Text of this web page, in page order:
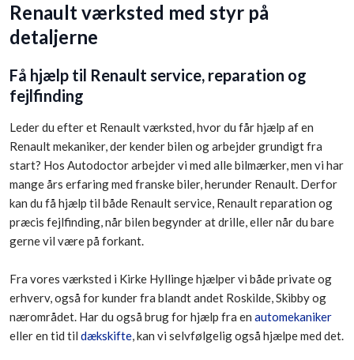
Renault værksted med styr på
detaljerne
Få hjælp til Renault service, reparation og
fejlfinding
Leder du efter et Renault værksted, hvor du får hjælp af en
Renault mekaniker, der kender bilen og arbejder grundigt fra
start? Hos Autodoctor arbejder vi med alle bilmærker, men vi har
mange års erfaring med franske biler, herunder Renault. Derfor
kan du få hjælp til både Renault service, Renault reparation og
præcis fejlfinding, når bilen begynder at drille, eller når du bare
gerne vil være på forkant.
Fra vores værksted i Kirke Hyllinge hjælper vi både private og
erhverv, også for kunder fra blandt andet Roskilde, Skibby og
nærområdet. Har du også brug for hjælp fra en automekaniker
eller en tid til dækskifte, kan vi selvfølgelig også hjælpe med det.